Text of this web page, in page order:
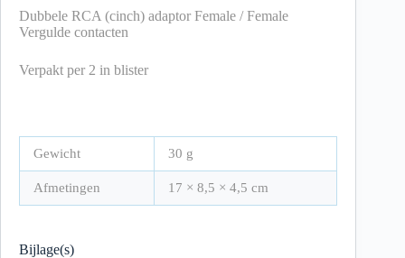
Dubbele RCA (cinch) adaptor Female / Female
Vergulde contacten
Verpakt per 2 in blister
Gewicht 30 g
Afmetingen 17 × 8,5 × 4,5 cm
Bijlage(s)